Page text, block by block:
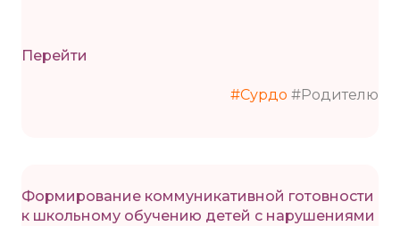
Перейти
#Сурдо #Родителю
Формирование коммуникативной готовности
к школьному обучению детей с нарушениями